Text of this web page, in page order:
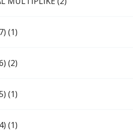
(1)
(2)
(1)
(1)